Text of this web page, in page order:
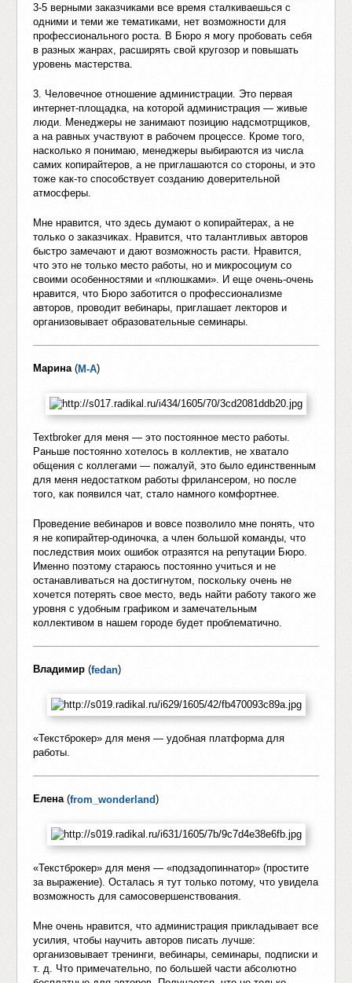
3-5 верными заказчиками все время сталкиваешься с
одними и теми же тематиками, нет возможности для
профессионального роста. В Бюро я могу пробовать себя
в разных жанрах, расширять свой кругозор и повышать
уровень мастерства.
3. Человечное отношение администрации. Это первая
интернет-площадка, на которой администрация — живые
люди. Менеджеры не занимают позицию надсмотрщиков,
а на равных участвуют в рабочем процессе. Кроме того,
насколько я понимаю, менеджеры выбираются из числа
самих копирайтеров, а не приглашаются со стороны, и это
тоже как-то способствует созданию доверительной
атмосферы.
Мне нравится, что здесь думают о копирайтерах, а не
только о заказчиках. Нравится, что талантливых авторов
быстро замечают и дают возможность расти. Нравится,
что это не только место работы, но и микросоциум со
своими особенностями и «плюшками». И еще очень-очень
нравится, что Бюро заботится о профессионализме
авторов, проводит вебинары, приглашает лекторов и
организовывает образовательные семинары.
Марина (M-A)
Textbroker для меня — это постоянное место работы.
Раньше постоянно хотелось в коллектив, не хватало
общения с коллегами — пожалуй, это было единственным
для меня недостатком работы фрилансером, но после
того, как появился чат, стало намного комфортнее.
Проведение вебинаров и вовсе позволило мне понять, что
я не копирайтер-одиночка, а член большой команды, что
последствия моих ошибок отразятся на репутации Бюро.
Именно поэтому стараюсь постоянно учиться и не
останавливаться на достигнутом, поскольку очень не
хочется потерять свое место, ведь найти работу такого же
уровня с удобным графиком и замечательным
коллективом в нашем городе будет проблематично.
Владимир (fedan)
«Текстброкер» для меня — удобная платформа для
работы.
Елена (from_wonderland)
«Текстброкер» для меня — «подзадопиннатор» (простите
за выражение). Осталась я тут только потому, что увидела
возможность для самосовершенствования.
Мне очень нравится, что администрация прикладывает все
усилия, чтобы научить авторов писать лучше:
организовывает тренинги, вебинары, семинары, подписки и
т. д. Что примечательно, по большей части абсолютно